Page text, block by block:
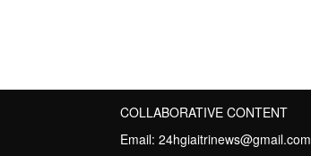
COLLABORATIVE CONTENT
Email: 24hgiaitrinews@gmail.com